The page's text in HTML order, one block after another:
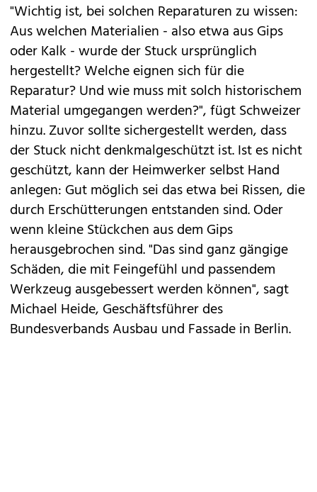
"Wichtig ist, bei solchen Reparaturen zu wissen:
Aus welchen Materialien - also etwa aus Gips
oder Kalk - wurde der Stuck ursprünglich
hergestellt? Welche eignen sich für die
Reparatur? Und wie muss mit solch historischem
Material umgegangen werden?", fügt Schweizer
hinzu. Zuvor sollte sichergestellt werden, dass
der Stuck nicht denkmalgeschützt ist. Ist es nicht
geschützt, kann der Heimwerker selbst Hand
anlegen: Gut möglich sei das etwa bei Rissen, die
durch Erschütterungen entstanden sind. Oder
wenn kleine Stückchen aus dem Gips
herausgebrochen sind. "Das sind ganz gängige
Schäden, die mit Feingefühl und passendem
Werkzeug ausgebessert werden können", sagt
Michael Heide, Geschäftsführer des
Bundesverbands Ausbau und Fassade in Berlin.